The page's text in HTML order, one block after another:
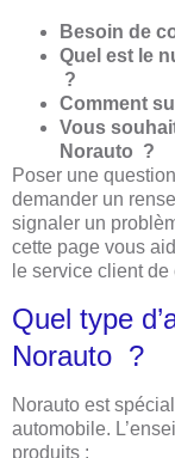
Besoin de
Quel est le
?
Comment
Vous
Norauto ?
Poser une
demander un
signaler un
cette page vous
le service client de
Quel type
Norauto ?
Norauto est
automobile.
produits :